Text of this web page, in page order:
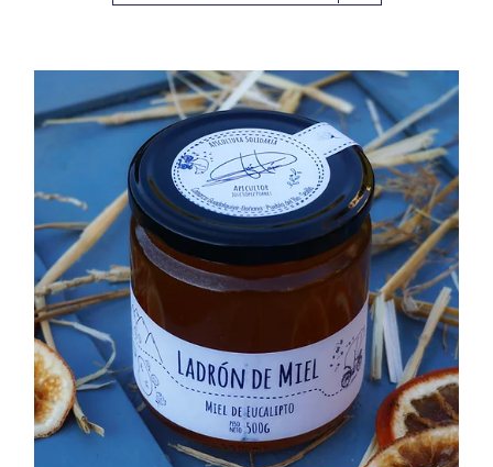
REGALOS PERSONALIZADOS
APADRINA UNA COLMENA
VISITAS
BLOG
SOBRE NOSOTROS
CONTACTO